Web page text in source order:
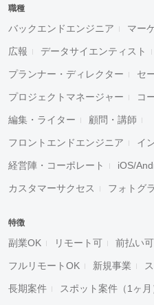
職種
バックエンドエンジニア マー
広報 データサイエンティスト
プランナー・ディレクター セ
プロジェクトマネージャー コ
編集・ライター 顧問・講師
フロントエンドエンジニア イ
経営陣・コーポレート iOS/
カスタマーサクセス フォトグ
特徴
副業OK リモート可 前払い可
フルリモートOK 新規事業
長期案件 スポット案件（1ヶ月